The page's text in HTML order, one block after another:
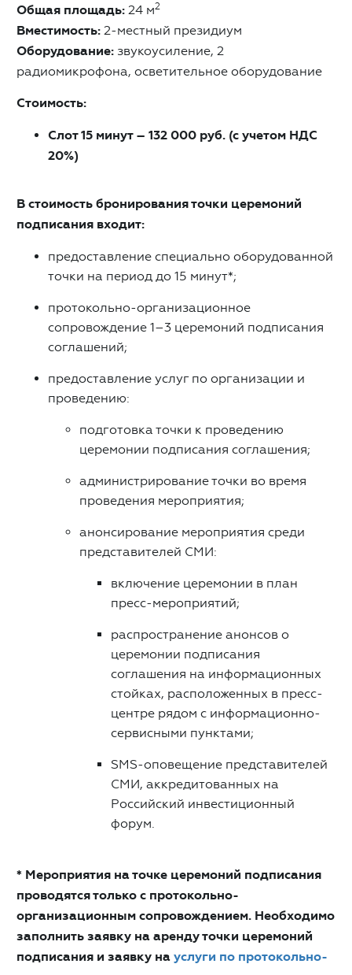
Общая площадь: 24 м2
Вместимость: 2-местный президиум
Оборудование: звукоусиление, 2
радиомикрофона, осветительное оборудование
Стоимость:
Слот 15 минут – 132 000 руб. (с учетом НДС
20%)
В стоимость бронирования точки церемоний
подписания входит:
предоставление специально оборудованной
точки на период до 15 минут*;
протокольно-организационное
сопровождение 1–3 церемоний подписания
соглашений;
предоставление услуг по организации и
проведению:
подготовка точки к проведению
церемонии подписания соглашения;
администрирование точки во время
проведения мероприятия;
анонсирование мероприятия среди
представителей СМИ:
включение церемонии в план
пресс-мероприятий;
распространение анонсов о
церемонии подписания
соглашения на информационных
стойках, расположенных в пресс-
центре рядом с информационно-
сервисными пунктами;
SMS-оповещение представителей
СМИ, аккредитованных на
Российский инвестиционный
форум.
* Мероприятия на точке церемоний подписания
проводятся только с протокольно-
организационным сопровождением. Необходимо
заполнить заявку на аренду точки церемоний
подписания и заявку на услуги по протокольно-